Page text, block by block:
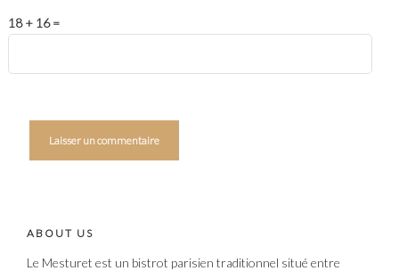
18 + 16 =
ABOUT US
Le Mesturet est un bistrot parisien traditionnel situé entre